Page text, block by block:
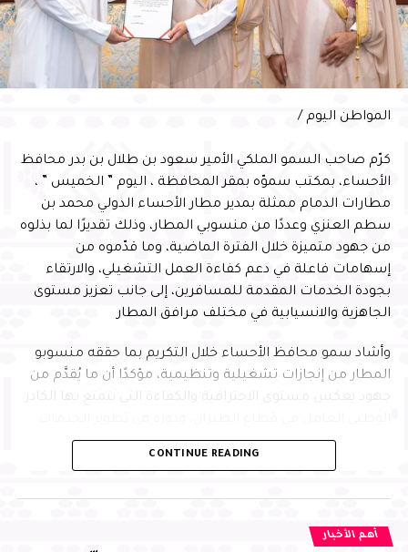
والرضع، والأطفال الصغار، والمصابين بأمراض مزمنة”.
RELATED TOPICS:
UP
على تعاز
بر الاحساء ترسم البسمة على اسرة سيدة بعد ترميم
منزلهم
المواطن اليوم /
كرّم صاحب السمو الملكي الأمير سعود بن طلال بن بدر محافظ
الأحساء، بمكتب سموّه بمقر المحافظة ، اليوم ” الخميس ” ،
مطارات الدمام ممثلة بمدير مطار الأحساء الدولي محمد بن
سطم العنزي وعددًا من منسوبي المطار، وذلك تقديرًا لما بذلوه
من جهود متميزة خلال الفترة الماضية، وما قدّموه من
إسهامات فاعلة في دعم كفاءة العمل التشغيلي، والارتقاء
بجودة الخدمات المقدمة للمسافرين، إلى جانب تعزيز مستوى
الجاهزية والانسيابية في مختلف مرافق المطار
وأشاد سمو محافظ الأحساء خلال التكريم بما حققه منسوبو
المطار من إنجازات تشغيلية وتنظيمية، مؤكدًا أن ما يُقدَّم من
جهود يعكس مستوى الاحترافية والكفاءة التي يتمتع بها الكادر
وتحسين تجربة المسافر، بما يواكب مستهدفات رؤية المملكة
وأكد سموّه أن هذا التكريم يأتي في إطار الدعم المستمر من
القيادة الرشيدة -حفظها الله- لتحفيز الكفاءات الوطنية في
مختلف القطاعات، مشيرًا إلى أهمية مواصلة العمل بروح
CONTINUE READING
أهم الأخبار